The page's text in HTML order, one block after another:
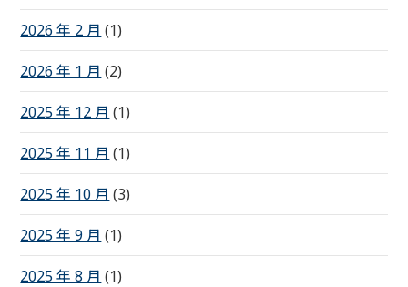
2026 年 2 月 (1)
2026 年 1 月 (2)
2025 年 12 月 (1)
2025 年 11 月 (1)
2025 年 10 月 (3)
2025 年 9 月 (1)
2025 年 8 月 (1)